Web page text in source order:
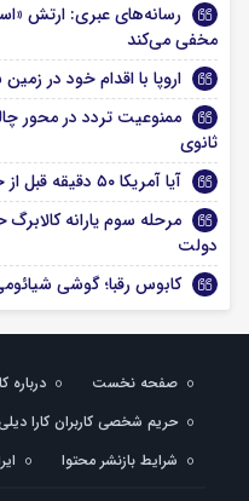
رسانه‌های عبری: ارتش
مخفی می‌کند
اروپا با اقدام خود در
ممنوعیت تردد در محور
ثانوی
آیا آمریکا ۵۰ دقیقه قبل از حمله به قطر از آن آگاه بود؟
مرحله سوم یارانه
دولت
کابوس رقبا؛ گوشی
صفحه نخست درباره
حریم شخصی کاربران کارا
شرایط بازنشر محتوا